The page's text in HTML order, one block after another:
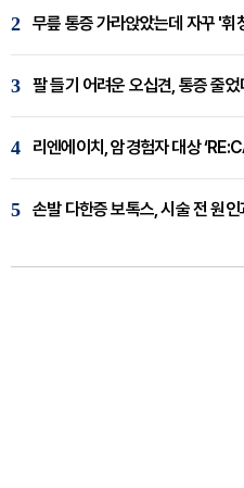
2
3
4 리엔에이치, 암경험자 대상
5